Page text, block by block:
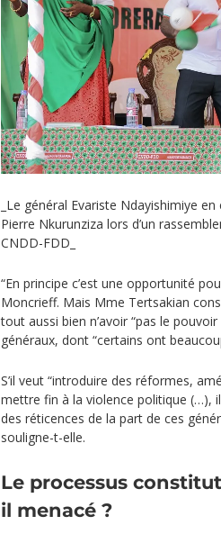
_Le général Evariste Ndayishimiye
Pierre Nkurunziza lors d’un
CNDD-FDD_
“En principe c’est une opportunité
Moncrieff. Mais Mme Tertsakian
tout aussi bien n’avoir “pas le
généraux, dont “certains ont
S’il veut “introduire des réformes,
mettre fin à la violence politique (…),
des réticences de la part de ces
souligne-t-elle.
Le processus
il menacé ?